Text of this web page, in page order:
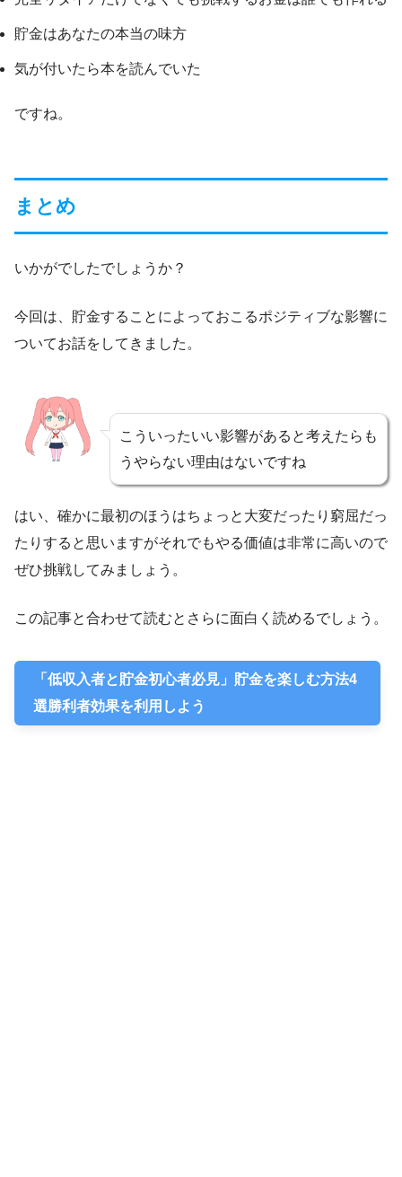
貯金はあなたの本当の味方
気が付いたら本を読んでいた
ですね。
まとめ
いかがでしたでしょうか？
今回は、貯金することによっておこるポジティブな影響に
ついてお話をしてきました。
こういったいい影響があると考えたらも
うやらない理由はないですね
はい、確かに最初のほうはちょっと大変だったり窮屈だっ
たりすると思いますがそれでもやる価値は非常に高いので
ぜひ挑戦してみましょう。
この記事と合わせて読むとさらに面白く読めるでしょう。
「低収入者と貯金初心者必見」貯金を楽しむ方法4
選勝利者効果を利用しよう